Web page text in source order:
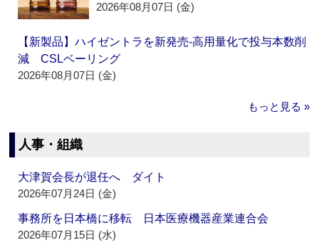
2026年08月07日 (金)
【新製品】ハイゼントラを新発売‐高用量化で投与本数削
減 CSLベーリング
2026年08月07日 (金)
もっと見る »
人事・組織
大津賀会長が退任へ ダイト
2026年07月24日 (金)
事務所を日本橋に移転 日本医療機器産業連合会
2026年07月15日 (水)